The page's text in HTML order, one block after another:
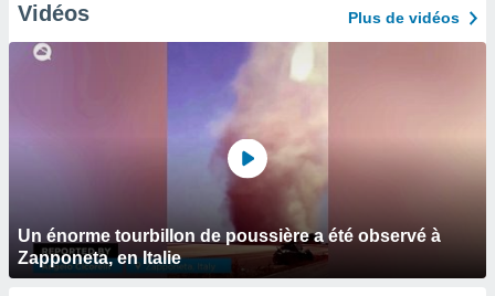
Vidéos Plus de vidéos
Un énorme tourbillon de poussière a été observé à
Zapponeta, en Italie